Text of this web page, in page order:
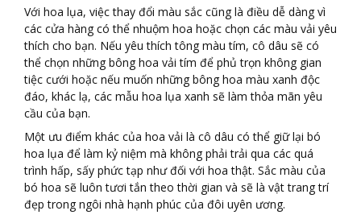
Với hoa lụa, việc thay đổi màu sắc cũng là điều dễ dàng vì
các cửa hàng có thể nhuộm hoa hoặc chọn các màu vải yêu
thích cho bạn. Nếu yêu thích tông màu tím, cô dâu sẽ có
thể chọn những bông hoa vải tím để phủ trọn không gian
tiệc cưới hoặc nếu muốn những bông hoa màu xanh độc
đáo, khác lạ, các mẫu hoa lụa xanh sẽ làm thỏa mãn yêu
cầu của bạn.
Một ưu điểm khác của hoa vải là cô dâu có thể giữ lại bó
hoa lụa để làm kỷ niệm mà không phải trải qua các quá
trình hấp, sấy phức tạp như đối với hoa thật. Sắc màu của
bó hoa sẽ luôn tươi tắn theo thời gian và sẽ là vật trang trí
đẹp trong ngôi nhà hạnh phúc của đôi uyên ương.